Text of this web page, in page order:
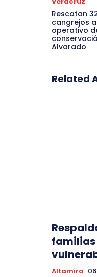
Rescatan
cangrejos
operativo
Alvarado
Related
familias
Altamira